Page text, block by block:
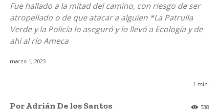
Fue hallado a la mitad del camino, con riesgo de ser
atropellado o de que atacar a alguien *La Patrulla
Verde y la Policía lo aseguró y lo llevó a Ecología y de
ahí al río Ameca
marzo 1, 2023
1 min.
538
Por Adrián De los Santos